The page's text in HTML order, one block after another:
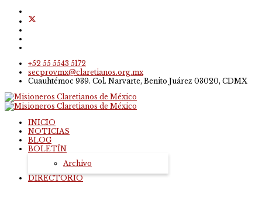
+52 55 5543 5172
secprovmx@claretianos.org.mx
Cuauhtémoc 939. Col. Narvarte, Benito Juárez 03020, CDMX
INICIO
NOTICIAS
BLOG
BOLETÍN
Archivo
DIRECTORIO